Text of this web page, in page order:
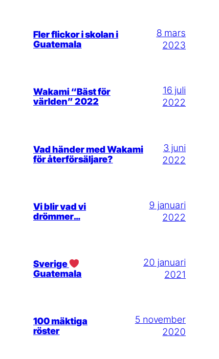
Fler flickor i skolan i
Guatemala
8 mars
2023
Wakami “Bäst för
världen” 2022
16 juli
2022
Vad händer med Wakami
för återförsäljare?
3 juni
2022
Vi blir vad vi
drömmer…
9 januari
2022
Sverige
Guatemala
20 januari
2021
100 mäktiga
röster
5 november
2020